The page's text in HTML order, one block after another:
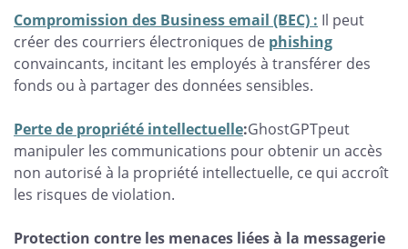
Compromission des Business email (BEC) : Il peut
créer des courriers électroniques de phishing
convaincants, incitant les employés à transférer des
fonds ou à partager des données sensibles.
Perte de propriété intellectuelle:GhostGPTpeut
manipuler les communications pour obtenir un accès
non autorisé à la propriété intellectuelle, ce qui accroît
les risques de violation.
Protection contre les menaces liées à la messagerie